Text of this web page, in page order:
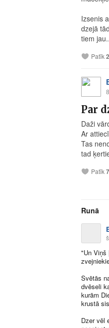
Izsenis
dzejā
tiem
Patīk2
Par
Daži
Ar
Tas
tad
Patīk7
Runā
"Un Viņš
Svētās
dvēseli
kurām
krustā
Dzer vēl